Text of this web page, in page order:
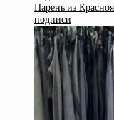
Парень из
подписи